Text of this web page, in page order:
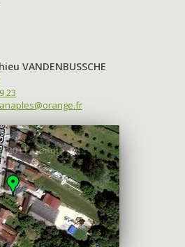
VANDENBUSSCHE
23